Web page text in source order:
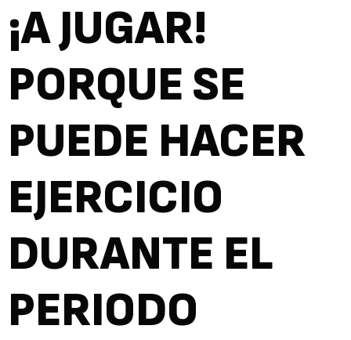
¡A JUGAR!
PORQUE SE
PUEDE HACER
EJERCICIO
DURANTE EL
PERIODO